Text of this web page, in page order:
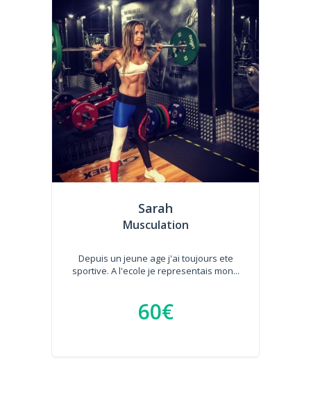
Sarah
Musculation
Depuis un jeune age j'ai toujours ete
sportive. A l'ecole je representais mon...
60€